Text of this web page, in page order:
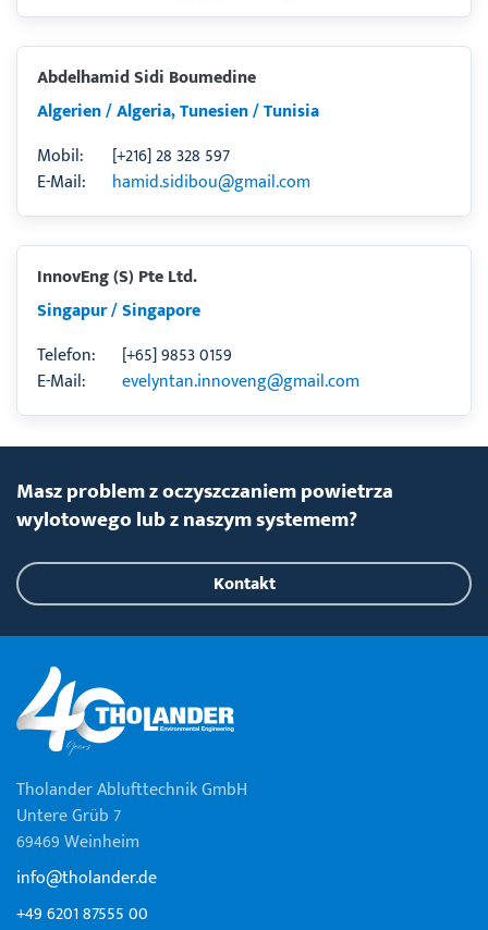
Abdelhamid Sidi Boumedine
Algerien / Algeria, Tunesien / Tunisia
Mobil:
[+216] 28 328 597
E-Mail:
hamid.sidibou@gmail.com
InnovEng (S) Pte Ltd.
Singapur / Singapore
Telefon:
[+65] 9853 0159
E-Mail:
evelyntan.innoveng@gmail.com
Masz problem z oczyszczaniem powietrza
wylotowego lub z naszym systemem?
Kontakt
Tholander Ablufttechnik GmbH
Untere Grüb 7
69469 Weinheim
info@tholander.de
+49 6201 87555 00